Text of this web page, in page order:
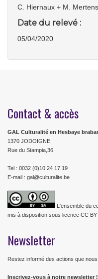
C. Hiernaux + M. Mertens
Date du relevé :
05/04/2020
Contact & accès
GAL Culturalité en Hesbaye
1370 JODOIGNE
Rue du Stampia,36
Tel : 0032 (0)10 24 17 19
E-mail : gal@culturalite.be
L'ensemble du
mis à disposition sous licence CC BY
Newsletter
Restez informé des actions que
Inscrivez-vous à notre newsletter !